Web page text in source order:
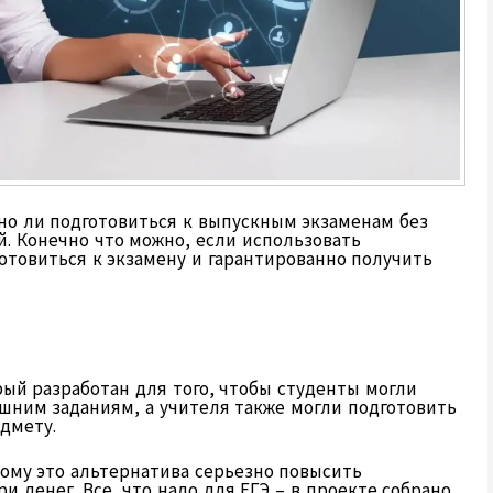
ли подготовиться к выпускным экзаменам без
Конечно что можно, если использовать
к экзамену и гарантированно получить
разработан для того, чтобы студенты могли
заданиям, а учителя также могли подготовить
это альтернатива серьезно повысить